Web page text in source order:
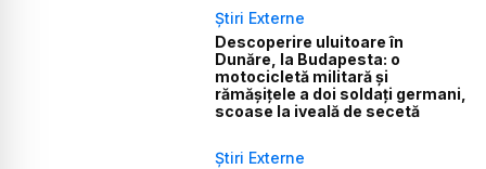
Știri Externe
Descoperire uluitoare în
Dunăre, la Budapesta: o
motocicletă militară și
rămășițele a doi soldați germani,
scoase la iveală de secetă
Știri Externe